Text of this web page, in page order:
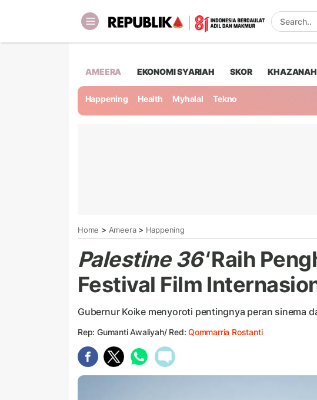
AMEERA EKONOMI SYARIAH SKOR KHAZANAH
Happening Health Myhalal Tekno
Home > Ameera> Happening
Palestine 36'Raih
Festival Film
Gubernur Koike menyoroti pentingnya peran sinema
Rep: Gumanti Awaliyah/ Red:Qommarria Rostanti